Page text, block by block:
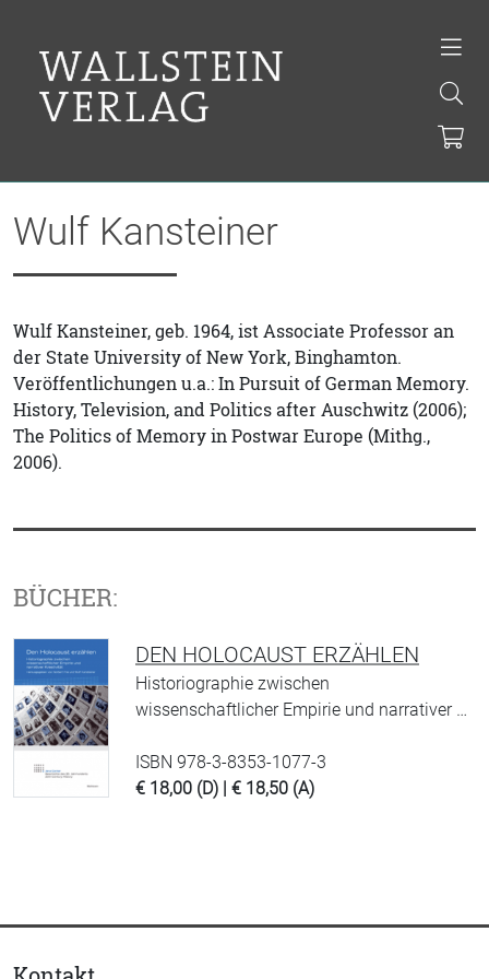
Wulf Kansteiner
Wulf Kansteiner, geb. 1964, ist Associate Professor an
der State University of New York, Binghamton.
Veröffentlichungen u.a.: In Pursuit of German Memory.
History, Television, and Politics after Auschwitz (2006);
The Politics of Memory in Postwar Europe (Mithg.,
2006).
BÜCHER:
DEN HOLOCAUST ERZÄHLEN
Historiographie zwischen
wissenschaftlicher Empirie und narrativer …
ISBN 978-3-8353-1077-3
€ 18,00 (D) | € 18,50 (A)